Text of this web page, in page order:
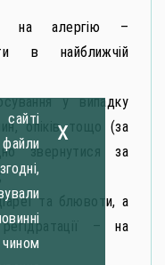
на алергію –
в найближчій
у випадку
опіків тощо (за
звернутися за
та блювоти, а
– на
x